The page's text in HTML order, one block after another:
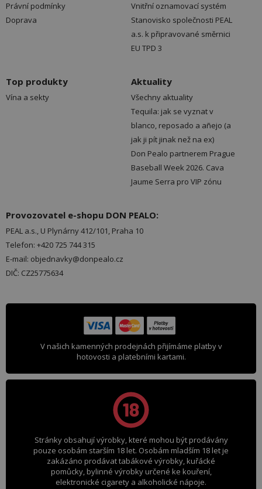
Právní podmínky
Doprava
Vnitřní oznamovací systém
Stanovisko společnosti PEAL
a.s. k připravované směrnici
EU TPD 3
Top produkty
Vína a sekty
Aktuality
Všechny aktuality
Tequila: jak se vyznat v
blanco, reposado a añejo (a
jak ji pít jinak než na ex)
Don Pealo partnerem Prague
Baseball Week 2026. Cava
Jaume Serra pro VIP zónu
Provozovatel e-shopu DON PEALO:
PEAL a.s., U Plynárny 412/101, Praha 10
Telefon: +420 725 744 315
E-mail: objednavky@donpealo.cz
DIČ: CZ25775634
V našich kamenných prodejnách přijímáme platby v
hotovosti a platebními kartami.
Stránky obsahují výrobky, které mohou být prodávány
pouze osobám starším 18 let. Osobám mladším 18 let je
zakázáno prodávat tabákové výrobky, kuřácké
pomůcky, bylinné výrobky určené ke kouření,
elektronické cigarety a alkoholické nápoje.